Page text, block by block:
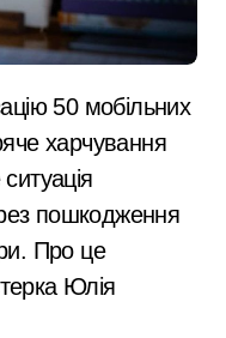
харчування
пошкодження
Про це
Юлія